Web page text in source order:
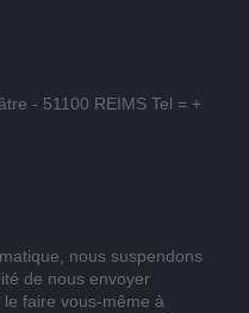
- 51100 REIMS Tel = +
nous suspendons
de nous envoyer
faire vous-même à